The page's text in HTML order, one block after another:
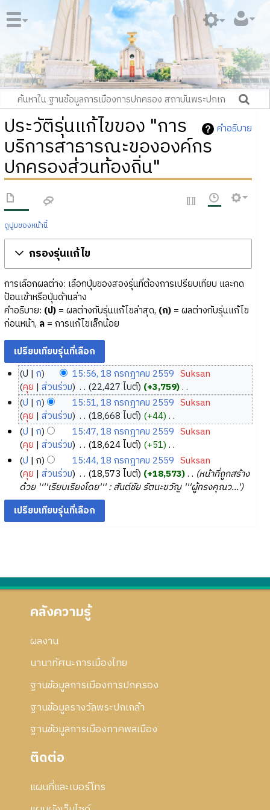
คำอธิบาย
ประวัติรุ่นแก้ไขของ "การ
บริการสาธารณะขององค์กร
ปกครองส่วนท้องถิ่น"
ดูปูมของหน้านี้
กรองรุ่นแก้ไข
การเลือกผลต่าง: เลือกปุ่มของสองรุ่นที่ต้องการเปรียบเทียบ และกด
ป้อนเข้าหรือปุ่มด้านล่าง
คำอธิบาย: (ป)= ผลต่างกับรุ่นแก้ไขล่าสุด, (ก)= ผลต่างกับรุ่นแก้ไข
ก่อนหน้า, ล= การแก้ไขเล็กน้อย
8
ร
ฎ
ม
5
ป ก 15:56, 18 กรกฎาคม 2559 Suksan
คุย ส่วนร่วม ‎ 22,427 ไบต์ +3,759 ‎
ไ
ม่
มี
ค
ว
า
ม
ย่
อ
ก
ไ
ป ก 15:51, 18 กรกฎาคม 2559 Suksan
คุย ส่วนร่วม ‎ 18,668 ไบต์ +44 ‎
ไ
ม่
มี
ค
ว
า
ม
ย่
ร
แ
ป ก 15:47, 18 กรกฎาคม 2559 Suksan
คุย ส่วนร่วม ‎ 18,624 ไบต์ +51 ‎
ไ
ม่
มี
ค
ว
า
ก
า
ป ก 15:44, 18 กรกฎาคม 2559 Suksan
คุย ส่วนร่วม ‎ 18,573 ไบต์ +18,573 ‎
หน้าที่ถูกสร้าง
ด้วย ''''เรียบเรียงโดย''' : สันต์ชัย รัตนะขวัญ '''ผู้ทรงคุณว...'
คลังความรู้
ผลงาน
นานาทัศนะการเมืองไทย
ฐานข้อมูลการเมืองการปกครอง
ฐานข้อมูลรางวัลพระปกเกล้า
ฐานข้อมูลการเมืองภาคพลเมือง
ติดต่อ
แผนที่และเบอร์โทร